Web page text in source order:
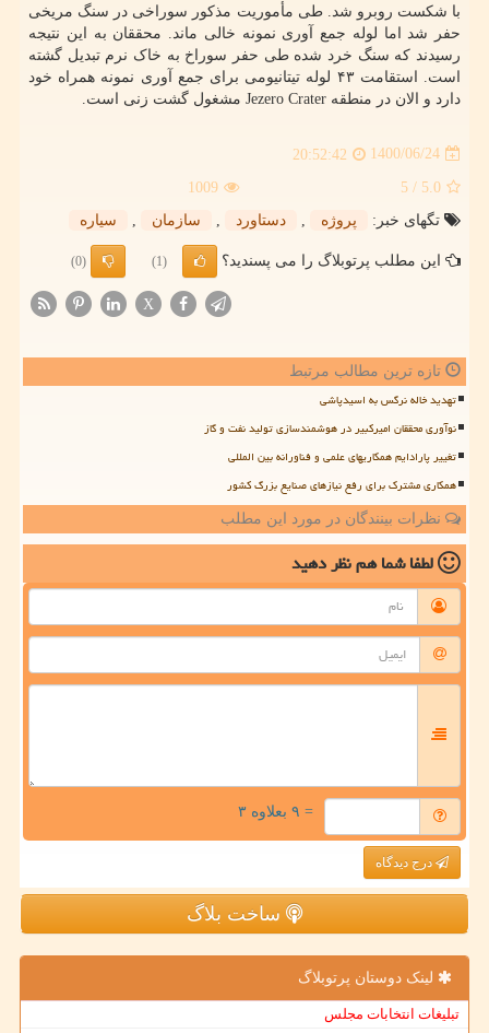
با شکست روبرو شد. طی مأموریت مذکور سوراخی در سنگ مریخی
حفر شد اما لوله جمع آوری نمونه خالی ماند. محققان به این نتیجه
رسیدند که سنگ خرد شده طی حفر سوراخ به خاک نرم تبدیل گشته
است. استقامت ۴۳ لوله تیتانیومی برای جمع آوری نمونه همراه خود
دارد و الان در منطقه Jezero Crater مشغول گشت زنی است.
1400/06/24
20:52:42
5.0
/ 5
1009
تگهای خبر:
پروژه دستاورد سازمان سیاره
این مطلب پرتوبلاگ را می پسندید؟ (1)
(0)
X
تازه ترین مطالب مرتبط
تهدید خاله نرگس به اسیدپاشی
نوآوری محققان امیرکبیر در هوشمندسازی تولید نفت و گاز
تغییر پارادایم همکاریهای علمی و فناورانه بین المللی
همکاری مشترک برای رفع نیازهای صنایع بزرگ کشور
نظرات بینندگان در مورد این مطلب
لطفا شما همنظر دهید
= ۹ بعلاوه ۳
درج دیدگاه
ساخت بلاگ
لینک دوستان پرتوبلاگ
تبلیغات انتخابات مجلس